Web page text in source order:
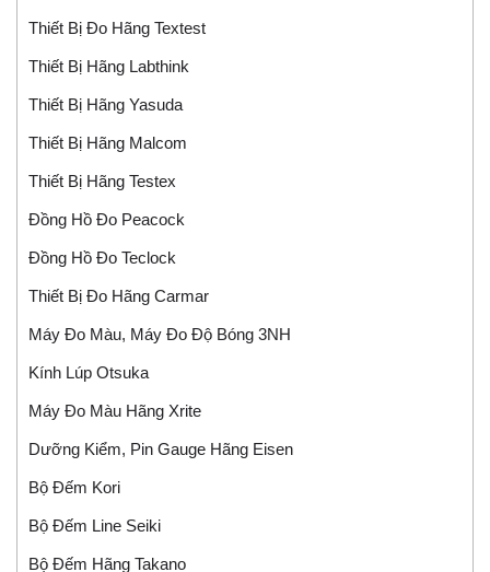
Thiết Bị Đo Hãng Textest
Thiết Bị Hãng Labthink
Thiết Bị Hãng Yasuda
Thiết Bị Hãng Malcom
Thiết Bị Hãng Testex
Đồng Hồ Đo Peacock
Đồng Hồ Đo Teclock
Thiết Bị Đo Hãng Carmar
Máy Đo Màu, Máy Đo Độ Bóng 3NH
Kính Lúp Otsuka
Máy Đo Màu Hãng Xrite
Dưỡng Kiểm, Pin Gauge Hãng Eisen
Bộ Đếm Kori
Bộ Đếm Line Seiki
Bộ Đếm Hãng Takano